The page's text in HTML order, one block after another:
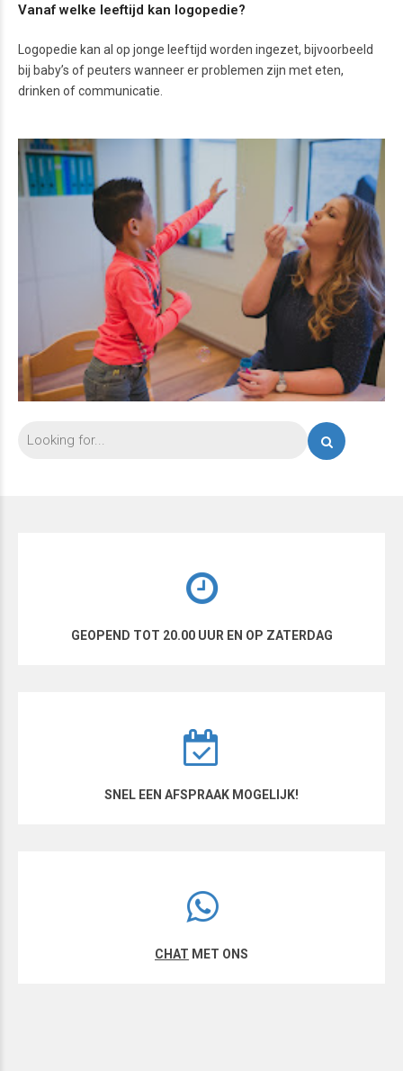
Vanaf welke leeftijd kan logopedie?
Logopedie kan al op jonge leeftijd worden ingezet, bijvoorbeeld
bij baby’s of peuters wanneer er problemen zijn met eten,
drinken of communicatie.
GEOPEND TOT 20.00 UUR EN OP ZATERDAG
SNEL EEN AFSPRAAK MOGELIJK!
CHAT MET ONS